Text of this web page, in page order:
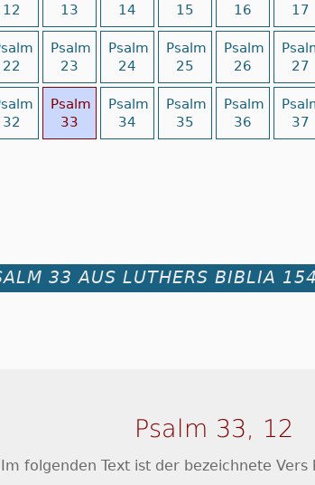
12
13
14
15
16
17
22
Psalm
23
Psalm
24
Psalm
25
Psalm
26
27
32
Psalm
33
Psalm
34
Psalm
35
Psalm
36
37
33 AUS LUTHERS BIBLIA
Psalm 33, 12
Im folgenden Text ist der bezeichnete Vers